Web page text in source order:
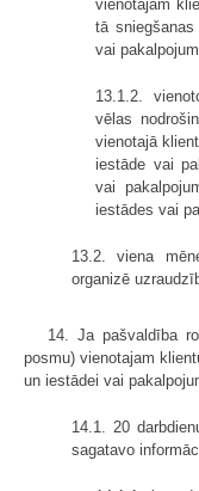
vienotajam
tā
vai
13.1.2.
vēlas
vienotajā
iestāde vai
vai
iestādes vai
13.2. viena
organizē
14. Ja pašvaldība
posmu) vienotajam
un iestādei vai
14.1. 20
sagatavo